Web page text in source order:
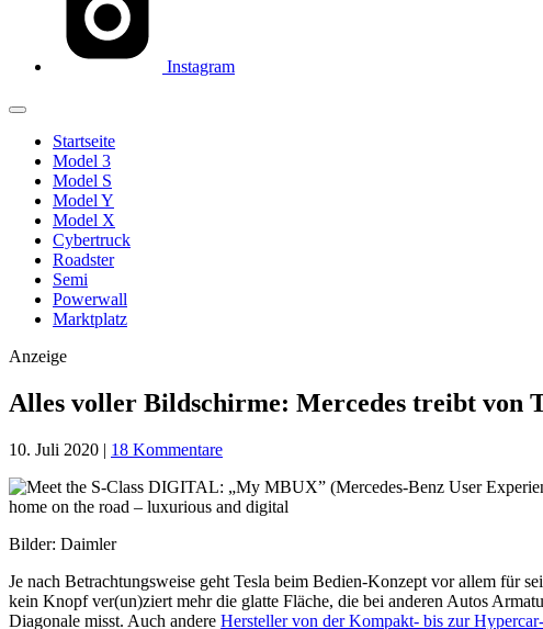
Instagram
Startseite
Model 3
Model S
Model Y
Model X
Cybertruck
Roadster
Semi
Powerwall
Marktplatz
Anzeige
Alles voller Bildschirme: Mercedes treibt von
10. Juli 2020 | 18 Kommentare
Bilder: Daimler
Je nach Betrachtungsweise geht Tesla beim Bedien-Konzept vor allem für
kein Knopf ver(un)ziert mehr die glatte Fläche, die bei anderen Autos
Diagonale misst. Auch andere Hersteller von der Kompakt- bis zur